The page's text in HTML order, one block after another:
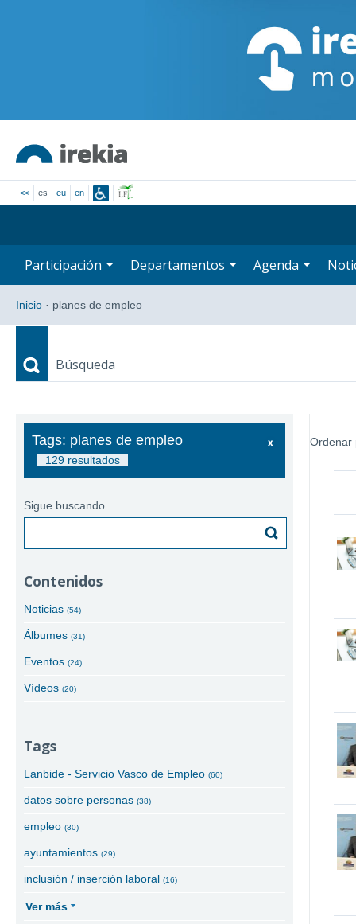
<< es eu en
Participación Departamentos Agenda
Inicio · planes de empleo
Búsqueda
Tags: planes de empleo
129 resultados
Sigue buscando...
Contenidos
Noticias(54)
Álbumes(31)
Eventos(24)
Vídeos(20)
Tags
Lanbide - Servicio Vasco de Empleo(60)
datos sobre personas(38)
empleo(30)
ayuntamientos(29)
inclusión / inserción laboral(16)
Ver más
Ordenar